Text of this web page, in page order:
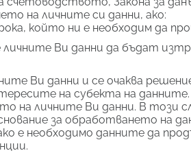
на личните си данни, ако:
който ни е необходим да
Ви данни да бъдат
Ви данни и се очаква
на субекта на данните.
на личните Ви данни. В този
за обработването на
е необходимо данните да